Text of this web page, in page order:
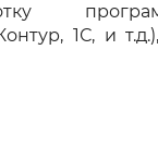
1С, и